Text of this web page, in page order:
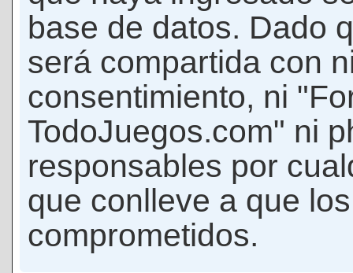
base de datos. Dado
será compartida con
consentimiento, ni
TodoJuegos.com" ni
responsables por
que conlleve a que
comprometidos.